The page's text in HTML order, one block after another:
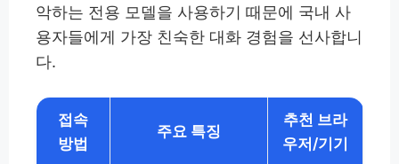
악하는 전용 모델을 사용하기 때문에 국내 사
용자들에게 가장 친숙한 대화 경험을 선사합니
다.
접속
방법
주요 특징
추천 브라
우저/기기